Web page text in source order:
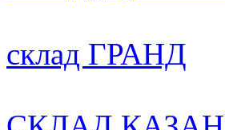
склад ГРАНД